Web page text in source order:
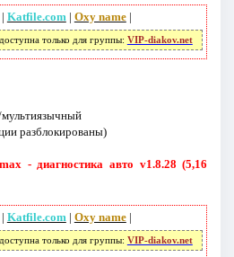
| Katfile.com | Oxy name|
только для группы: VIP-diakov.net
разблокированы)
- диагностика авто v1.8.28 (5,16
| Katfile.com | Oxy name|
только для группы: VIP-diakov.net